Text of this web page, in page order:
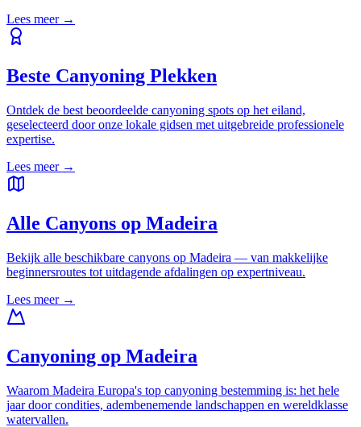
Lees meer→
Beste Canyoning Plekken
Ontdek de best beoordeelde canyoning spots op het eiland,
geselecteerd door onze lokale gidsen met uitgebreide professionele
expertise.
Lees meer→
Alle Canyons op Madeira
Bekijk alle beschikbare canyons op Madeira — van makkelijke
beginnersroutes tot uitdagende afdalingen op expertniveau.
Lees meer→
Canyoning op Madeira
Waarom Madeira Europa's top canyoning bestemming is: het hele
jaar door condities, adembenemende landschappen en wereldklasse
watervallen.